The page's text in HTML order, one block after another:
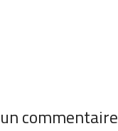
commentaire